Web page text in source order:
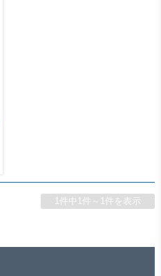
1件中1件～1件を表示